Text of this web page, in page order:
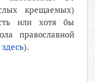
крещаемых)
или хотя бы
православной
здесь).